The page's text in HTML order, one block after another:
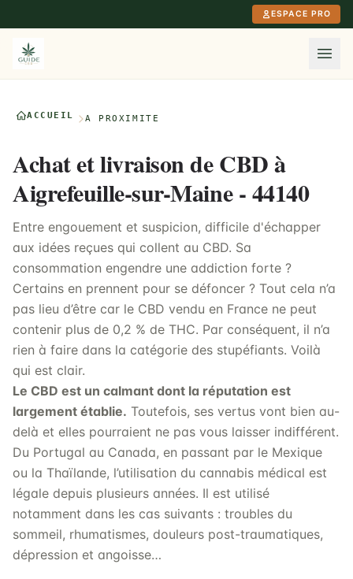
ESPACE PRO
ACCUEIL À PROXIMITÉ
Achat et livraison de CBD à
Aigrefeuille-sur-Maine - 44140
Entre engouement et suspicion, difficile d'échapper
aux idées reçues qui collent au CBD. Sa
consommation engendre une addiction forte ?
Certains en prennent pour se défoncer ? Tout cela n’a
pas lieu d’être car le CBD vendu en France ne peut
contenir plus de 0,2 % de THC. Par conséquent, il n’a
rien à faire dans la catégorie des stupéfiants. Voilà
qui est clair.
Le CBD est un calmant dont la réputation est
largement établie. Toutefois, ses vertus vont bien au-
delà et elles pourraient ne pas vous laisser indifférent.
Du Portugal au Canada, en passant par le Mexique
ou la Thaïlande, l’utilisation du cannabis médical est
légale depuis plusieurs années. Il est utilisé
notamment dans les cas suivants : troubles du
sommeil, rhumatismes, douleurs post-traumatiques,
dépression et angoisse…